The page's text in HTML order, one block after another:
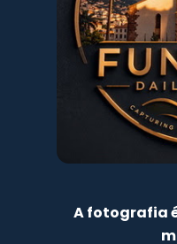
A fotografia